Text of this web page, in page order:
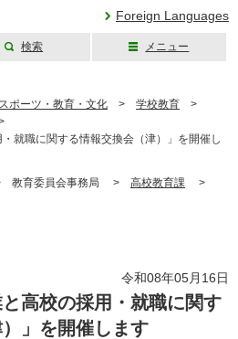
Foreign Languages
検索 メニュー
スポーツ・教育・文化 > 学校教育 >
就職に関する情報交換会（津）」を開催し
教育委員会事務局 > 高校教育課 >
令和08年05月16日
高校の採用・就職に関す
」を開催します